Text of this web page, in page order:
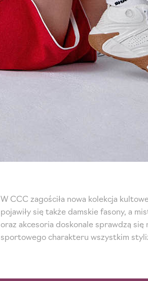
W CCC zagościła nowa kolekcja
pojawiły się także damskie fasony, a
oraz akcesoria doskonale sprawdzą
sportowego charakteru wszystkim